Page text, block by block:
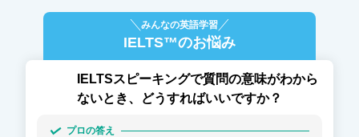
みんなの英語学習
IELTS™のお悩み
IELTSスピーキングで質問の意味がわから
ないとき、どうすればいいですか？
プロの答え